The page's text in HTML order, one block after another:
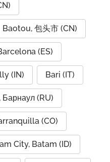
Baotou, 包头市 (CN)
(ES)
(IN) Bari (IT)
(RU)
(CO)
City, Batam (ID)